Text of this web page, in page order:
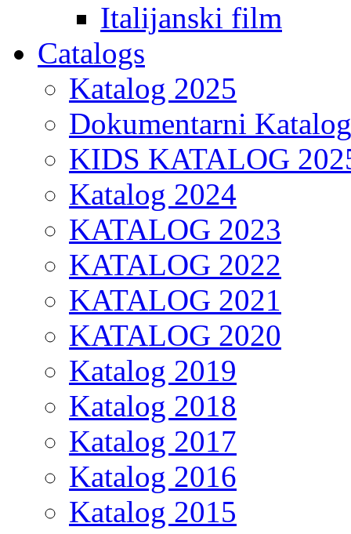
Italijanski film
Catalogs
Katalog 2025
Dokumentarni Katalog
KIDS KATALOG
Katalog 2024
KATALOG 2023
KATALOG 2022
KATALOG 2021
KATALOG 2020
Katalog 2019
Katalog 2018
Katalog 2017
Katalog 2016
Katalog 2015